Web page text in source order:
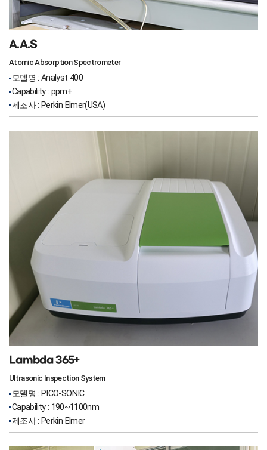
A.A.S
Atomic Absorption Spectrometer
모델명 : Analyst 400
Capability : ppm+
제조사 : Perkin Elmer(USA)
Lambda 365+
Ultrasonic Inspection System
모델명 : PICO-SONIC
Capability : 190~1100nm
제조사 : Perkin Elmer